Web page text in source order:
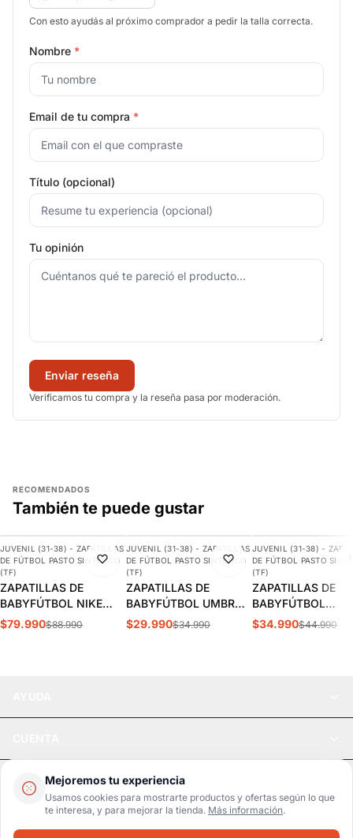
Mejoremos tu experiencia
Usamos cookies para mostrarte productos y ofertas según lo que
te interesa, y para mejorar la tienda. Más información.
Con esto ayudás al próximo comprador a pedir la talla correcta.
Nombre *
Email de tu compra *
Título (opcional)
Tu opinión
Enviar reseña
Verificamos tu compra y la reseña pasa por moderación.
RECOMENDADOS
También te puede gustar
-10%
AGREGAR
JUVENIL (31-38) - ZAPATILLAS
DE FÚTBOL PASTO SINTÉTICO
(TF)
ZAPATILLAS DE
BABYFÚTBOL NIKE
VAPOR 16 ACADEMY
$79.990$88.990
-14%
AGREGAR
JUVENIL (31-38) - ZAPATILLAS
DE FÚTBOL PASTO SINTÉTICO
(TF)
ZAPATILLAS DE
BABYFÚTBOL UMBRO
CLASSICO XII JUVENIL
$29.990$34.990
-22%
JUVENIL (31-38) -
DE FÚTBOL PASTO
(TF)
ZAPATILLAS DE
BABYFÚTBOL
SKECHERS RAZOR
$34.990$44.990
LEGAL
Pago seguro SSL / Datos protegidos